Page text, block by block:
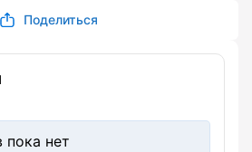
Поделиться
пока нет